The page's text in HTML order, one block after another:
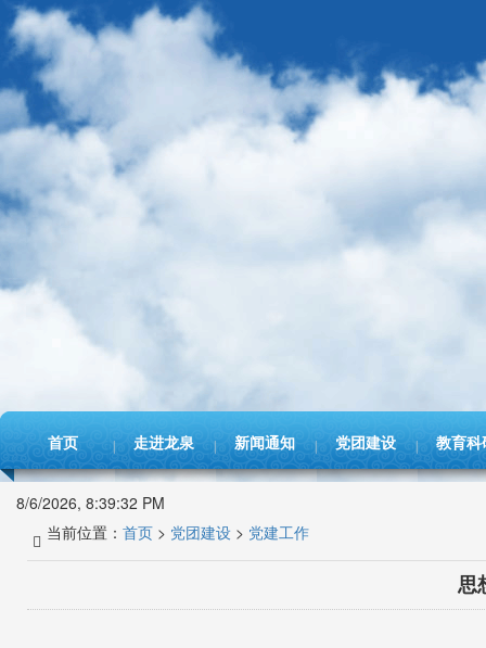
首页 走进龙泉 新闻通知 党团建设 教育科
8/6/2026, 8:39:33 PM
当前位置： 首页 > 党团建设 > 党建工作
思